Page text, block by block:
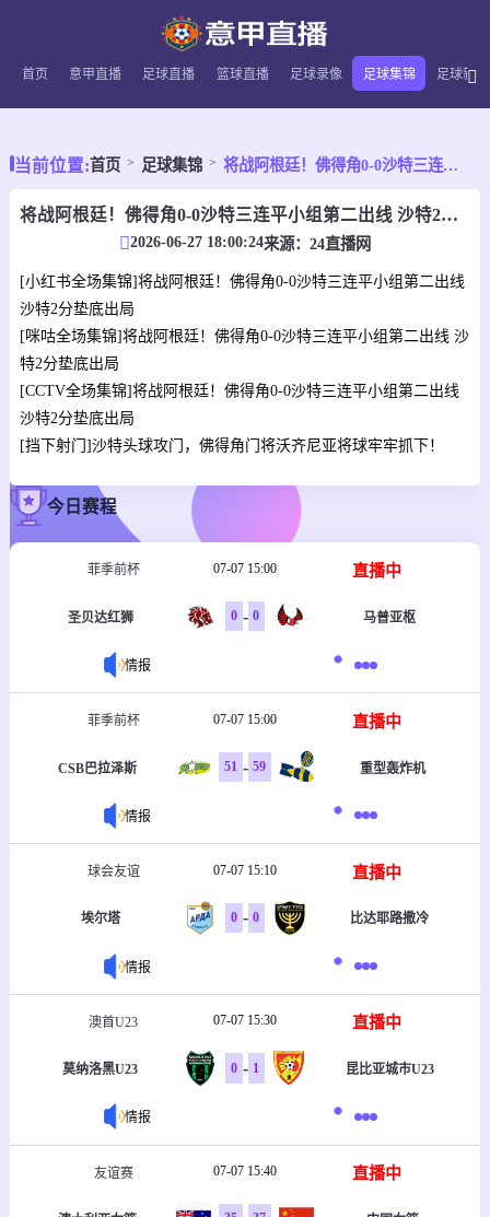
首页 意甲直播 足球直播 篮球直播 足球录像 足球集锦 足球新闻
当前位置:首页 足球集锦 将战阿根廷！佛得角0-0沙特三连平小组第二出线 沙特2分垫底出局
将战阿根廷！佛得角0-0沙特三连平小组第二出线 沙特2分垫底出局
2026-06-27 18:00:24来源： 24直播网
[小红书全场集锦]将战阿根廷！佛得角0-0沙特三连平小组第二出线
沙特2分垫底出局
[咪咕全场集锦]将战阿根廷！佛得角0-0沙特三连平小组第二出线 沙
特2分垫底出局
[CCTV全场集锦]将战阿根廷！佛得角0-0沙特三连平小组第二出线
沙特2分垫底出局
[挡下射门]沙特头球攻门，佛得角门将沃齐尼亚将球牢牢抓下！
今日赛程
菲季前杯 07-07 15:00 直播中
圣贝达红狮 0 - 0 马普亚枢
情报
菲季前杯 07-07 15:00 直播中
CSB巴拉泽斯 51 - 59 重型轰炸机
情报
球会友谊 07-07 15:10 直播中
埃尔塔 0 - 0 比达耶路撒冷
情报
澳首U23 07-07 15:30 直播中
莫纳洛黑U23 0 - 1 昆比亚城市U23
情报
友谊赛 07-07 15:40 直播中